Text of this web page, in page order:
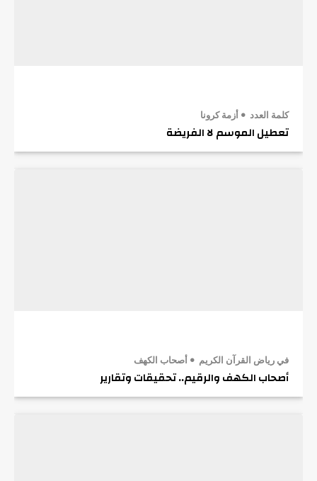
كلمة العدد أزمة كرونا
تعطيل الموسم لا الفريضة
في رياض القرآن الكريم أصحاب الكهف
أصحاب الكهف والرقيم.. تحقيقات وتقارير